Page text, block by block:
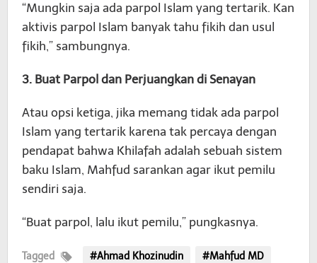
“Mungkin saja ada parpol Islam yang tertarik. Kan
aktivis parpol Islam banyak tahu fikih dan usul
fikih,” sambungnya.
3. Buat Parpol dan Perjuangkan di Senayan
Atau opsi ketiga, jika memang tidak ada parpol
Islam yang tertarik karena tak percaya dengan
pendapat bahwa Khilafah adalah sebuah sistem
baku Islam, Mahfud sarankan agar ikut pemilu
sendiri saja.
“Buat parpol, lalu ikut pemilu,” pungkasnya.
Tagged #Ahmad Khozinudin
#Mahfud MD